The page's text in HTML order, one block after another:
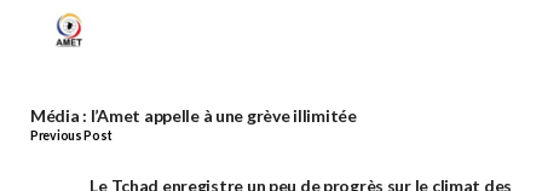
Média : l’Amet appelle à une grève illimitée
Previous Post
Le Tchad enregistre un peu de progrès sur le climat des